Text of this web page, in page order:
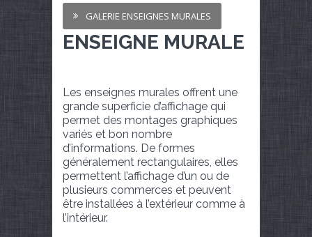
GALERIE ENSEIGNES MURALES
ENSEIGNE MURALE
Les enseignes murales offrent une
grande superficie d’affichage qui
permet des montages graphiques
variés et bon nombre
d’informations. De formes
généralement rectangulaires, elles
permettent l’affichage d’un ou de
plusieurs commerces et peuvent
être installées à l’extérieur comme à
l’intérieur.